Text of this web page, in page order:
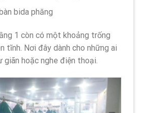
bida phăng
1 còn có một khoảng trống
tĩnh. Nơi đây dành cho những ai
giãn hoặc nghe điện thoại.